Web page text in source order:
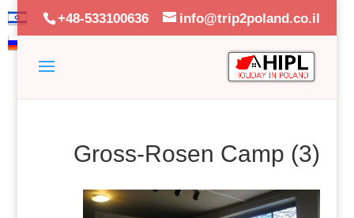
+48-533100636 info@trip2poland.co.il
Gross-Rosen Camp (3)